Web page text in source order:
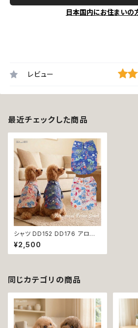
日本国内にお住まいの
レビュー
最近チェックした商品
シャツ DD152 DD176 アロハ
トップス シャツ ヤシの木 ハイビ
スカス 花柄 小型 中型 犬 犬服
猫 猫服 犬の服 猫の服 服 洋服
¥2,500
同じカテゴリの商品